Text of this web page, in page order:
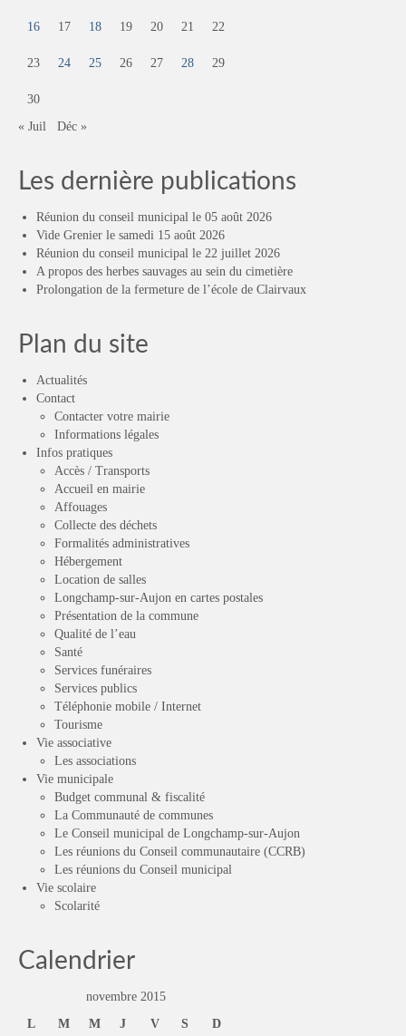
16 17 18 19 20 21 22
23 24 25 26 27 28 29
30
« Juil
Déc »
Les dernière publications
Réunion du conseil municipal le 05 août 2026
Vide Grenier le samedi 15 août 2026
Réunion du conseil municipal le 22 juillet 2026
A propos des herbes sauvages au sein du cimetière
Prolongation de la fermeture de l’école de Clairvaux
Plan du site
Actualités
Contact
Contacter votre mairie
Informations légales
Infos pratiques
Accès / Transports
Accueil en mairie
Affouages
Collecte des déchets
Formalités administratives
Hébergement
Location de salles
Longchamp-sur-Aujon en cartes postales
Présentation de la commune
Qualité de l’eau
Santé
Services funéraires
Services publics
Téléphonie mobile / Internet
Tourisme
Vie associative
Les associations
Vie municipale
Budget communal & fiscalité
La Communauté de communes
Le Conseil municipal de Longchamp-sur-Aujon
Les réunions du Conseil communautaire (CCRB)
Les réunions du Conseil municipal
Vie scolaire
Scolarité
Calendrier
novembre 2015
L
M M J V S D